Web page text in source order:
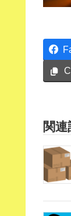
関